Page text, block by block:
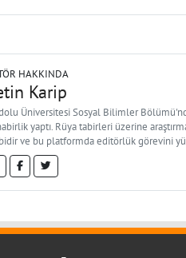
HAKKINDA
Karip
Üniversitesi Sosyal Bilimler
yaptı. Rüya tabirleri üzerine
ve bu platformda editörlük görevini